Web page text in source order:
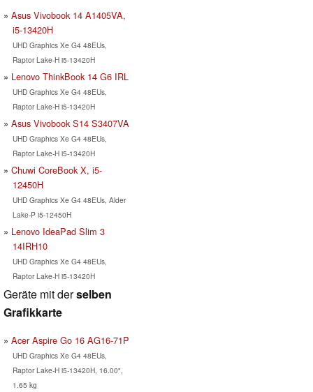
Asus Vivobook 14 A1405VA,
i5-13420H
UHD Graphics Xe G4 48EUs,
Raptor Lake-H i5-13420H
Lenovo ThinkBook 14 G6 IRL
UHD Graphics Xe G4 48EUs,
Raptor Lake-H i5-13420H
Asus Vivobook S14 S3407VA
UHD Graphics Xe G4 48EUs,
Raptor Lake-H i5-13420H
Chuwi CoreBook X, i5-
12450H
UHD Graphics Xe G4 48EUs, Alder
Lake-P i5-12450H
Lenovo IdeaPad Slim 3
14IRH10
UHD Graphics Xe G4 48EUs,
Raptor Lake-H i5-13420H
Geräte mit derselben
Grafikkarte
Acer Aspire Go 16 AG16-71P
UHD Graphics Xe G4 48EUs,
Raptor Lake-H i5-13420H, 16.00",
1.65 kg